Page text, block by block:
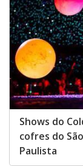
Shows do
cofres do
Paulista